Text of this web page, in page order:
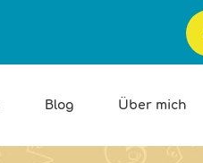
Blog Über mich